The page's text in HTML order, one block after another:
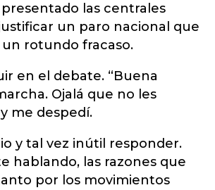
las centrales
un paro nacional que
rotundo fracaso.
en el debate. “Buena
Ojalá que no les
y me despedí.
y tal vez inútil responder.
hablando, las razones que
por los movimientos